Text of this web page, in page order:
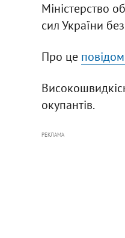
Міністерство
сил України
Про це
окупантів.
РЕКЛАМА